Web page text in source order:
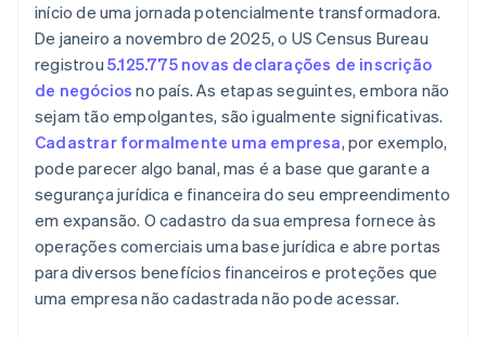
Declaração automática da opção 83(b)
Documentos legais de padrão internacional para
empresas
Um ano gratuito de Stripe Payments, além de US$
50 mil em créditos e descontos de parceiros
início de uma jornada potencialmente transformadora.
De janeiro a novembro de 2025, o US Census Bureau
registrou 5.125.775 novas declarações de inscrição
de negócios no país. As etapas seguintes, embora não
sejam tão empolgantes, são igualmente significativas.
Cadastrar formalmente uma empresa, por exemplo,
pode parecer algo banal, mas é a base que garante a
segurança jurídica e financeira do seu empreendimento
em expansão. O cadastro da sua empresa fornece às
operações comerciais uma base jurídica e abre portas
para diversos benefícios financeiros e proteções que
uma empresa não cadastrada não pode acessar.